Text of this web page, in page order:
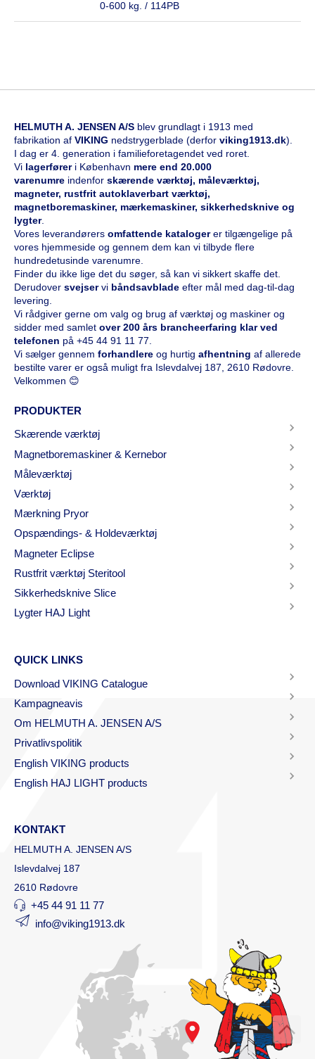
0-600 kg. / 114PB
HELMUTH A. JENSEN A/S blev grundlagt i 1913 med
fabrikation af VIKING nedstrygerblade (derfor viking1913.dk).
I dag er 4. generation i familieforetagendet ved roret.
Vi lagerfører i København mere end 20.000
varenumre indenfor skærende værktøj, måleværktøj,
magneter, rustfrit autoklaverbart værktøj,
magnetboremaskiner, mærkemaskiner, sikkerhedsknive og
lygter.
Vores leverandørers omfattende katalogerer tilgængelige på
vores hjemmeside og gennem dem kan vi tilbyde flere
hundredetusinde varenumre.
Finder du ikke lige det du søger, så kan vi sikkert skaffe det.
Derudover svejservi båndsavblade efter mål med dag-til-dag
levering.
Vi rådgiver gerne om valg og brug af værktøj og maskiner og
sidder med samlet over 200 års brancheerfaring klar ved
telefonen på +45 44 91 11 77
Vi sælger gennem forhandlere og hurtig afhentning af allerede
bestilte varer er også muligt fra Islevdalvej 187, 2610 Rødovre.
Velkommen 😊
PRODUKTER
Skærende værktøj
Magnetboremaskiner & Kernebor
Måleværktøj
Værktøj
Mærkning Pryor
Opspændings- & Holdeværktøj
Magneter Eclipse
Rustfrit værktøj Steritool
Sikkerhedsknive Slice
Lygter HAJ Light
QUICK LINKS
Download VIKING Catalogue
Kampagneavis
Om HELMUTH A. JENSEN A/S
Privatlivspolitik
English VIKING products
English HAJ LIGHT products
KONTAKT
HELMUTH A. JENSEN A/S
Islevdalvej 187
2610 Rødovre
+45 44 91 11 77
info@viking1913.dk